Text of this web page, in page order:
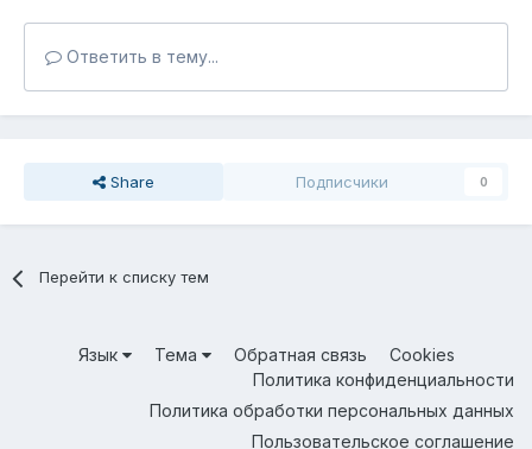
Ответить в тему...
Share Подписчики 0
Перейти к списку тем
Язык Тема Обратная связь
Cookies
Политика конфиденциальности
Политика обработки персональных данных
Пользовательское соглашение